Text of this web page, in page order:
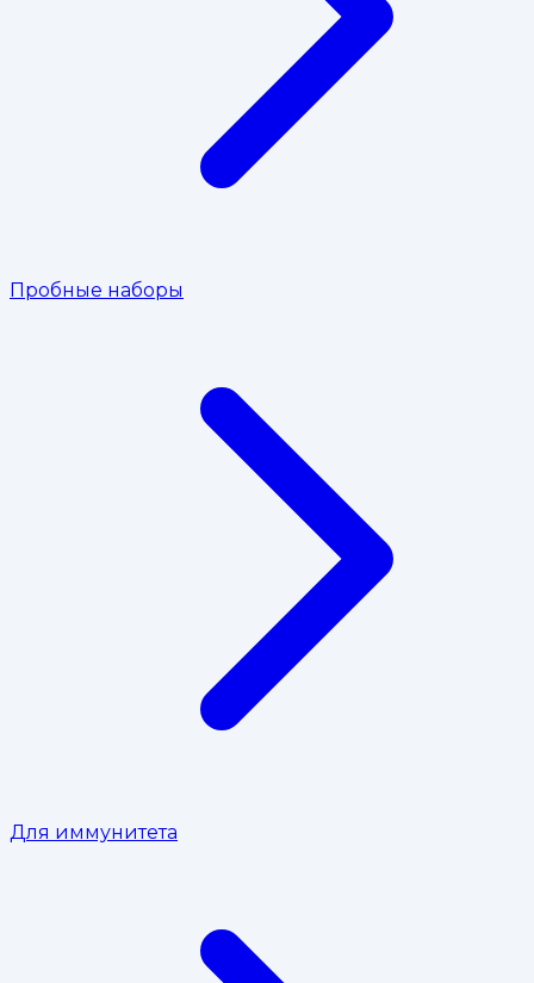
Пробные наборы
Для иммунитета